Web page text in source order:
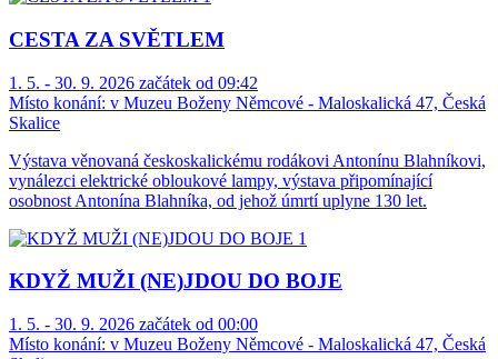
CESTA ZA SVĚTLEM
1. 5. - 30. 9. 2026 začátek od 09:42
Místo konání: v Muzeu Boženy Němcové - Maloskalická 47, Česká
Skalice
Výstava věnovaná českoskalickému rodákovi Antonínu Blahníkovi,
vynálezci elektrické obloukové lampy, výstava připomínající
osobnost Antonína Blahníka, od jehož úmrtí uplyne 130 let.
KDYŽ MUŽI (NE)JDOU DO BOJE
1. 5. - 30. 9. 2026 začátek od 00:00
Místo konání: v Muzeu Boženy Němcové - Maloskalická 47, Česká